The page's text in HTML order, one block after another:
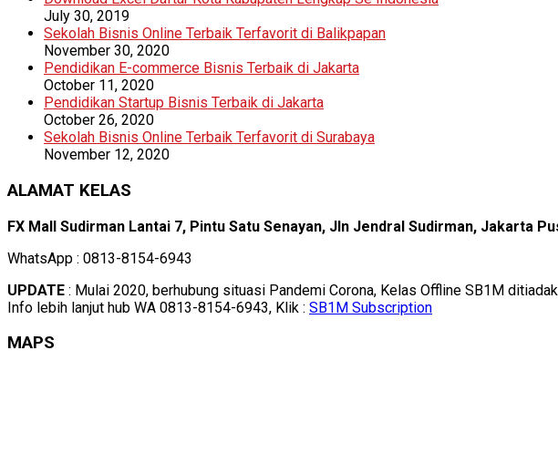
July 30, 2019
Sekolah Bisnis Online Terbaik Terfavorit di Balikpapan
November 30, 2020
Pendidikan E-commerce Bisnis Terbaik di Jakarta
October 11, 2020
Pendidikan Startup Bisnis Terbaik di Jakarta
October 26, 2020
Sekolah Bisnis Online Terbaik Terfavorit di Surabaya
November 12, 2020
ALAMAT KELAS
FX Mall Sudirman Lantai 7, Pintu Satu Senayan, Jln Jendral Sudirman, Jakarta
WhatsApp : 0813-8154-6943
UPDATE : Mulai 2020, berhubung situasi Pandemi Corona, Kelas Offline SB1M
Info lebih lanjut hub WA 0813-8154-6943, Klik : SB1M Subscription
MAPS